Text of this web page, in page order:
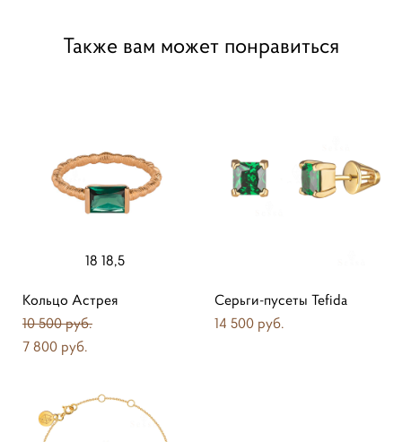
Также вам может понравиться
18 18,5
Кольцо Астрея
10 500 pуб.
7 800 pуб.
Серьги-пусеты Tefida
14 500 pуб.